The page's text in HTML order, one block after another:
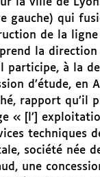
la ville de
gauche) qui
de la ligne
la direction
participe, à la
d’étude, en
rapport qu’il
« [l’]
techniques
société née
une